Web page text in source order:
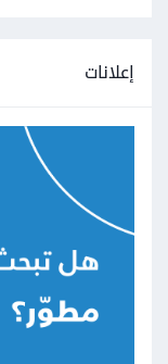
إعلانات